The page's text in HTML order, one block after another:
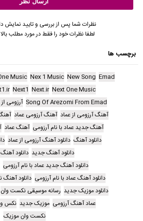
نظرات شما پس از بررسی و تایید نمایش
لطفا نظرات خود را فقط در مورد مطلب
برچسب ها
Emad
New Song
Nex 1 Music
Music
Next One Music
Next.ir
Next1
Song Of Arezomi From Emad آرزومی
آهنگ آرزومی از عماد آهنگ آرزومی عماد
آهنگ جدید عماد با نام آرزومی آهنگ عماد
دانلود آهنگ دانلود آهنگ آرزومی از عماد
دانلود آهنگ جدید دانلود
دانلود آهنگ جدید عماد با نام آرزومی
دانلود آهنگ عماد با نام آرزومی دانلود
دانلود موزیک جدید رسانه موسیقی نکست وان
عماد آهنگ آرزومی موزیک جدید نکس
نکست وان موزیک